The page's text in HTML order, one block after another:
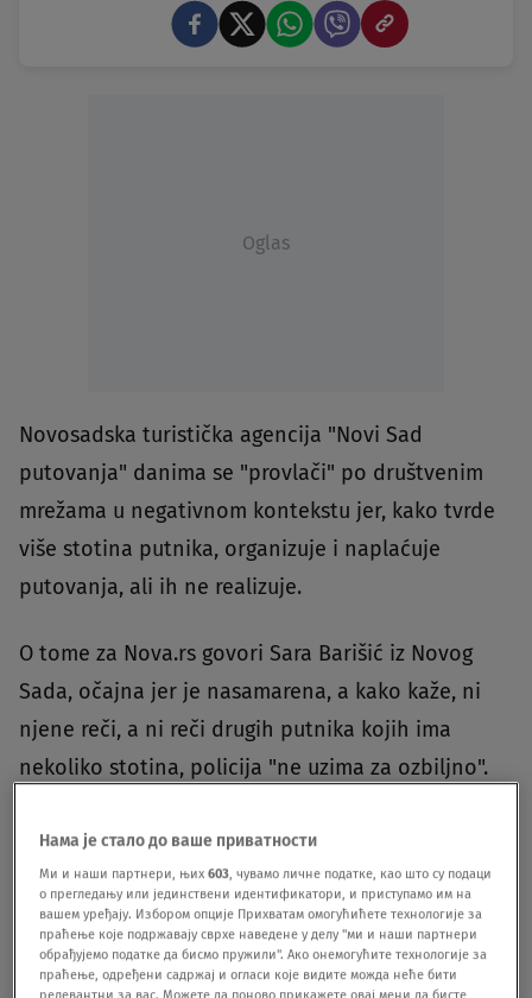
Oglas
Novosadska turistička agencija "Novi Sad
putovanja" danima se "provlači" po društvenim
mrežama u negativnom kontekstu jer, kako tvrde
više stotina putnika, organizuje i naplaćuje
putovanja, ali ih ne realizuje.
O tome za Nova.rs govori Sara Barišić iz Novog
Sada, očajna jer je nasamarena, a kako kaže, ni
njene reči, a ni reči drugih putnika kojih ima
nekoliko stotina, policija "ne uzima za ozbiljno".
"Ne znam kako bih opisala ovu torturu koja se
događa, a na koju inspekcija i policija očigledno
ćute. Vlasnik turističke agencije nastavlja i dalje
da organizuje putovanja, da uzima pare, a onda ih
otkazuje. Naravno, novac ne vraća putnicima. Mi
Нама је стало до ваше приватности
Ми и наши партнери, њих603, чувамо личне податке, као што су подаци
о прегледању или јединствени идентификатори, и приступамо им на
вашем уређају. Избором опције Прихватам омогућићете технологије за
праћење које подржавају сврхе наведене у делу "ми и наши партнери
обрађујемо податке да бисмо пружили". Ако онемогућите технологије за
праћење, одређени садржај и огласи које видите можда неће бити